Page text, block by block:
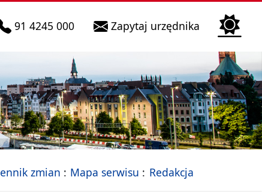
telefon do infolinii:
91 4245 000 Zapytaj urzędnika Biura
strona Miasta Szczecin
zmian Mapa serwisu - drzewko rozdziałów
Redakcja